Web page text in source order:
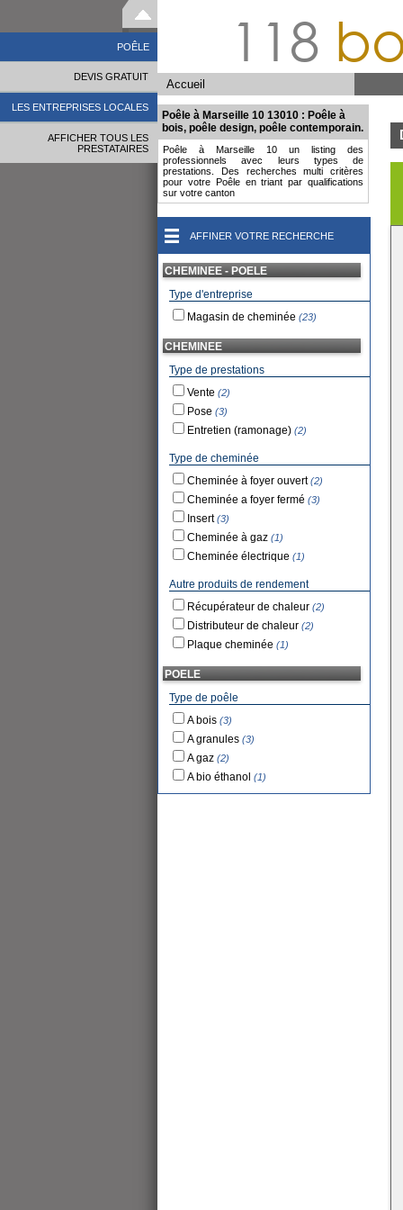
118
Accueil
POÊLE
DEVIS GRATUIT
LES ENTREPRISES LOCALES
AFFICHER TOUS LES
PRESTATAIRES
Poêle à Marseille 10 13010 : Poêle à
bois, poêle design, poêle contemporain.
Poêle à Marseille 10 un listing des
professionnels avec leurs types de
prestations. Des recherches multi critères
pour votre Poêle en triant par qualifications
sur votre canton
AFFINER VOTRE RECHERCHE
CHEMINEE - POELE
Type d'entreprise
Magasin de cheminée (23)
CHEMINEE
Type de prestations
Vente (2)
Pose (3)
Entretien (ramonage) (2)
Type de cheminée
Cheminée à foyer ouvert(2)
Cheminée a foyer fermé (3)
Insert(3)
Cheminée à gaz (1)
Cheminée électrique (1)
Autre produits de rendement
Récupérateur de chaleur (2)
Distributeur de chaleur (2)
Plaque cheminée (1)
POELE
Type de poêle
A bois (3)
A granules (3)
A gaz (2)
A bio éthanol (1)